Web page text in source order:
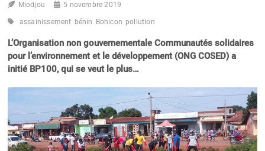
Miodjou 5 novembre 2019
assainissement bénin Bohicon pollution
L’Organisation non gouvernementale Communautés solidaires
pour l’environnement et le développement (ONG COSED) a
initié BP100, qui se veut le plus…